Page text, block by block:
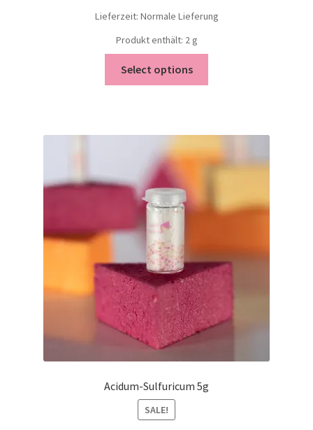
Lieferzeit: Normale Lieferung
Produkt enthält: 2g
Select options
Acidum-Sulfuricum 5g
SALE!